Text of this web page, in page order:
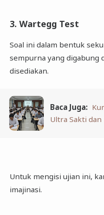
3. Wartegg Test
Soal ini dalam bentuk
sempurna yang digabung
disediakan.
Baca Juga:
Ultra Sakti
Untuk mengisi ujian ini,
imajinasi.